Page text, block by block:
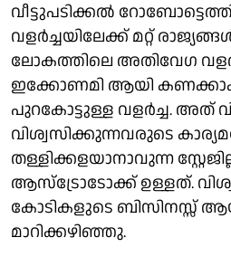
വീട്ടുപടിക്കൽ
വളർച്ചയിലേക്ക് മറ്റ്
ലോകത്തിലെ അതിവേഗ
ഇക്കോണമി ആയി
പുറകോട്ടുള്ള വളർച്ച. അത്
വിശ്വസിക്കുന്നവരുടെ
തള്ളിക്കളയാനാവുന്ന
ആസ്ട്രോടോക്ക് ഉള്ളത്.
കോടികളുടെ ബിസിനസ്സ്
മാറിക്കഴിഞ്ഞു.